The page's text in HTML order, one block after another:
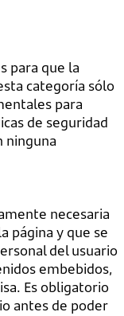
para que la
categoría sólo
para
de seguridad
ninguna
necesaria
página y que se
del usuario
embebidos,
Es obligatorio
antes de poder